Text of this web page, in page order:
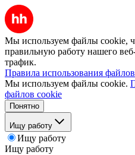
Мы используем файлы cookie,
правильную работу нашего
трафик.
Правила использования
Мы используем файлы cookie.
файлов cookie
Понятно
Ищу работу
Ищу работу
Ищу работу